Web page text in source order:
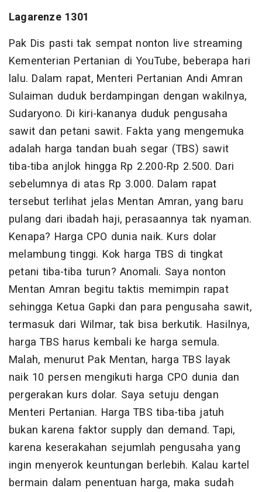
Lagarenze 1301
Pak Dis pasti tak sempat nonton live streaming
Kementerian Pertanian di YouTube, beberapa hari
lalu. Dalam rapat, Menteri Pertanian Andi Amran
Sulaiman duduk berdampingan dengan wakilnya,
Sudaryono. Di kiri-kananya duduk pengusaha
sawit dan petani sawit. Fakta yang mengemuka
adalah harga tandan buah segar (TBS) sawit
tiba-tiba anjlok hingga Rp 2.200-Rp 2.500. Dari
sebelumnya di atas Rp 3.000. Dalam rapat
tersebut terlihat jelas Mentan Amran, yang baru
pulang dari ibadah haji, perasaannya tak nyaman.
Kenapa? Harga CPO dunia naik. Kurs dolar
melambung tinggi. Kok harga TBS di tingkat
petani tiba-tiba turun? Anomali. Saya nonton
Mentan Amran begitu taktis memimpin rapat
sehingga Ketua Gapki dan para pengusaha sawit,
termasuk dari Wilmar, tak bisa berkutik. Hasilnya,
harga TBS harus kembali ke harga semula.
Malah, menurut Pak Mentan, harga TBS layak
naik 10 persen mengikuti harga CPO dunia dan
pergerakan kurs dolar. Saya setuju dengan
Menteri Pertanian. Harga TBS tiba-tiba jatuh
bukan karena faktor supply dan demand. Tapi,
karena keserakahan sejumlah pengusaha yang
ingin menyerok keuntungan berlebih. Kalau kartel
bermain dalam penentuan harga, maka sudah